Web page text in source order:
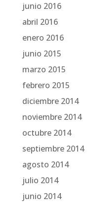
junio 2016
abril 2016
enero 2016
junio 2015
marzo 2015
febrero 2015
diciembre 2014
noviembre 2014
octubre 2014
septiembre 2014
agosto 2014
julio 2014
junio 2014